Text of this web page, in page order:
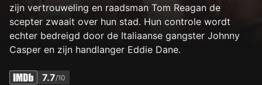
zijn vertrouweling en raadsman Tom Reagan de
scepter zwaait over hun stad. Hun controle wordt
echter bedreigd door de Italiaanse gangster Johnny
Casper en zijn handlanger Eddie Dane.
7.7/10